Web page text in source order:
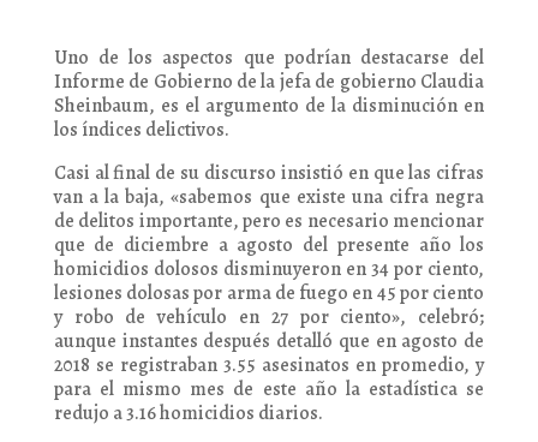
Uno de los aspectos que podrían destacarse del
Informe de Gobierno de la jefa de gobierno Claudia
Sheinbaum, es el argumento de la disminución en
los índices delictivos.
Casi al final de su discurso insistió en que las cifras
van a la baja, «sabemos que existe una cifra negra
de delitos importante, pero es necesario mencionar
que de diciembre a agosto del presente año los
homicidios dolosos disminuyeron en 34 por ciento,
lesiones dolosas por arma de fuego en 45 por ciento
y robo de vehículo en 27 por ciento», celebró;
aunque instantes después detalló que en agosto de
2018 se registraban 3.55 asesinatos en promedio, y
para el mismo mes de este año la estadística se
redujo a 3.16 homicidios diarios.